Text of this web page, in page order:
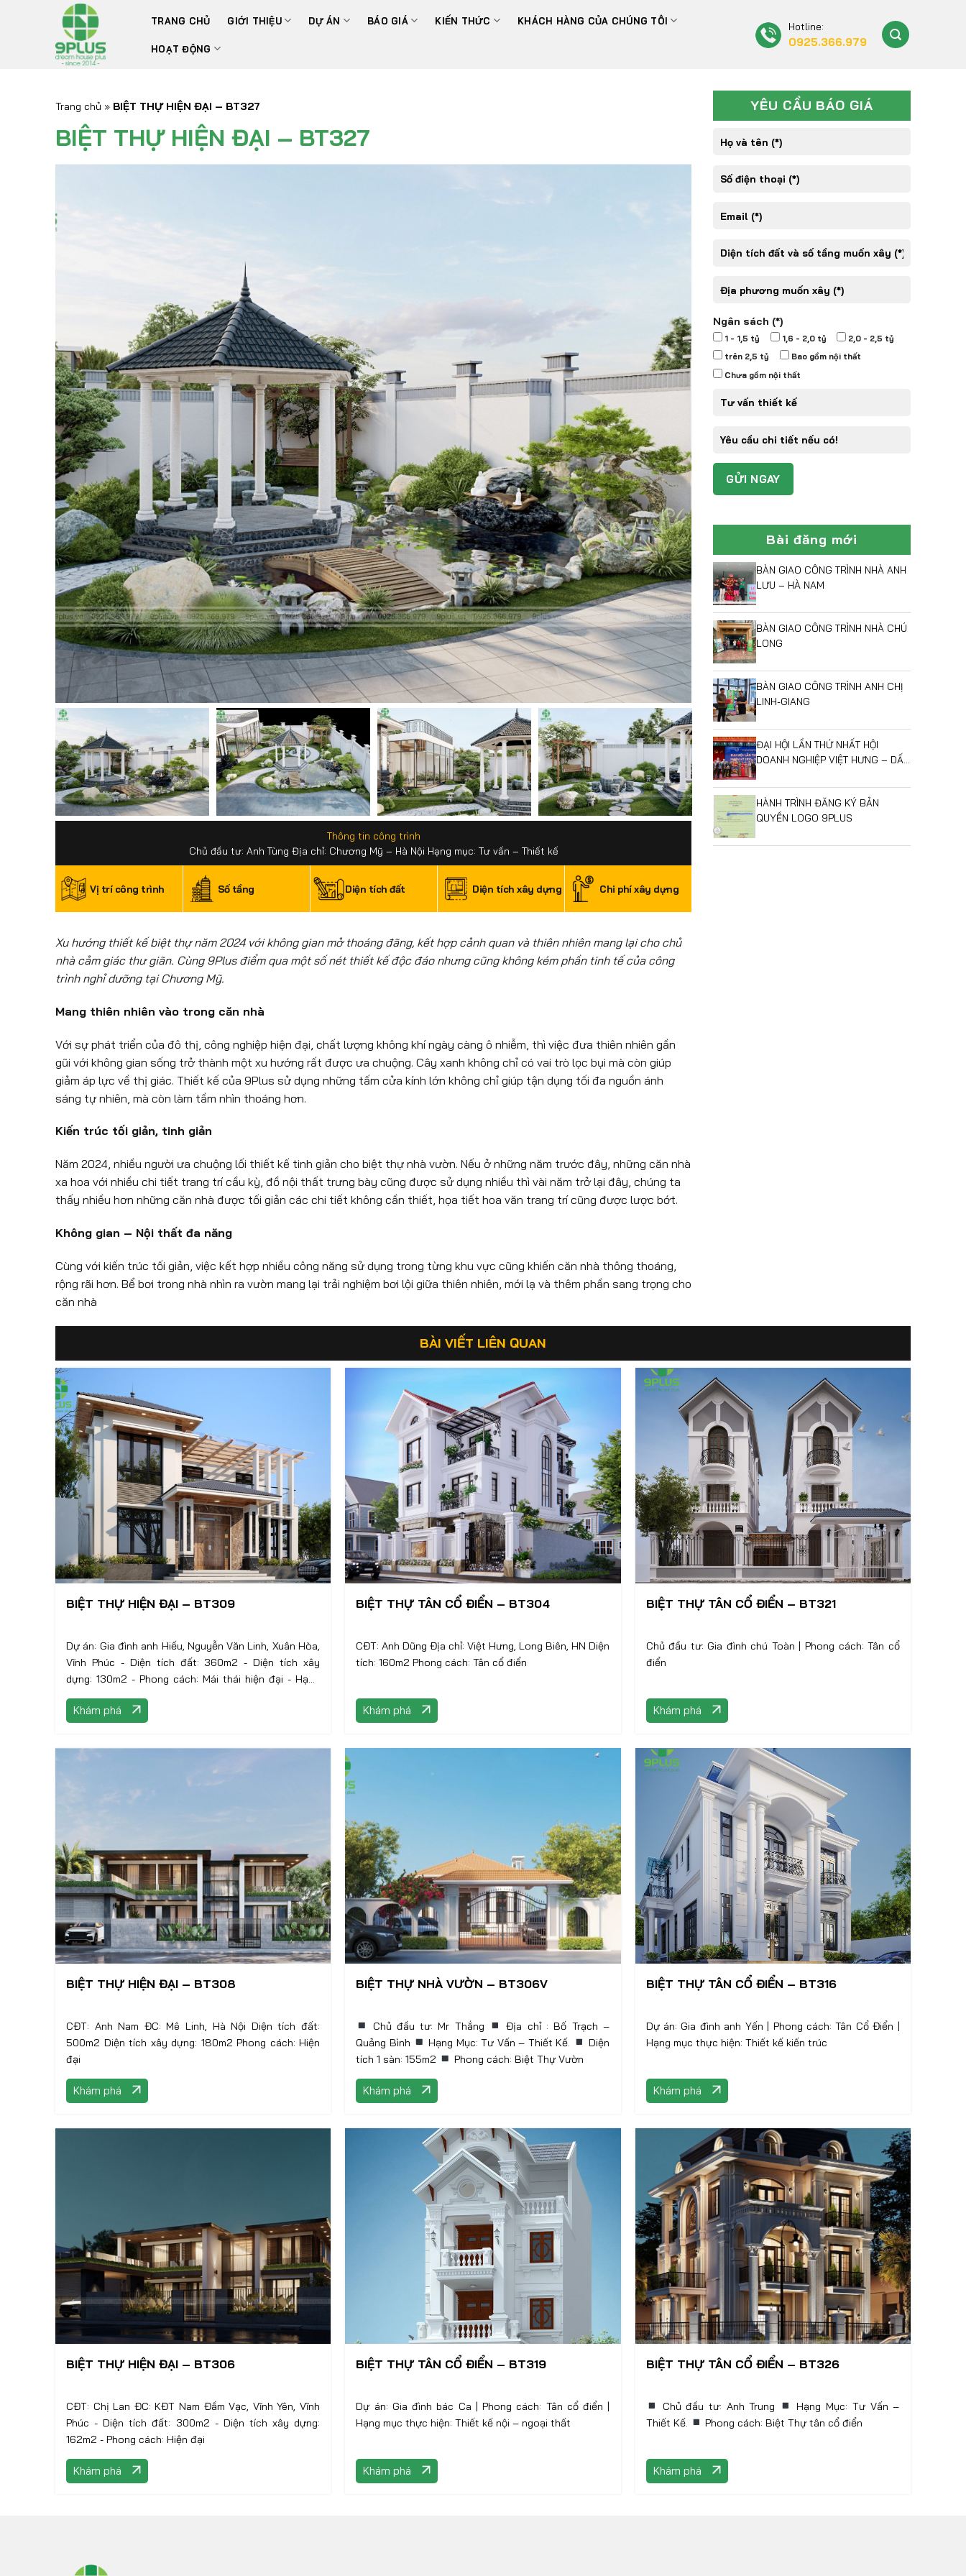
TRANG CHỦ GIỚI THIỆU DỰ ÁN BÁO GIÁ KIẾN THỨC KHÁCH HÀNG CỦA CHÚNG TÔI
HOẠT ĐỘNG
Hotline:
0925.366.979
Trang chủ » BIỆT THỰ HIỆN ĐẠI – BT327
BIỆT THỰ HIỆN ĐẠI – BT327
Thông tin công trình
Chủ đầu tư: Anh Tùng Địa chỉ: Chương Mỹ – Hà Nội Hạng mục: Tư vấn – Thiết kế
Vị trí công trình Số tầng Diện tích đất Diện tích xây dựng Chi phí xây dựng
Xu hướng thiết kế biệt thự năm 2024 với không gian mở thoáng đãng, kết hợp cảnh quan và thiên nhiên mang lại cho chủ
nhà cảm giác thư giãn. Cùng 9Plus điểm qua một số nét thiết kế độc đáo nhưng cũng không kém phần tinh tế của công
trình nghỉ dưỡng tại Chương Mỹ.
Mang thiên nhiên vào trong căn nhà
Với sự phát triển của đô thị, công nghiệp hiện đại, chất lượng không khí ngày càng ô nhiễm, thì việc đưa thiên nhiên gần
gũi với không gian sống trở thành một xu hướng rất được ưa chuộng. Cây xanh không chỉ có vai trò lọc bụi mà còn giúp
giảm áp lực về thị giác. Thiết kế của 9Plus sử dụng những tấm cửa kính lớn không chỉ giúp tận dụng tối đa nguồn ánh
sáng tự nhiên, mà còn làm tầm nhìn thoáng hơn.
Kiến trúc tối giản, tinh giản
Năm 2024, nhiều người ưa chuộng lối thiết kế tinh giản cho biệt thự nhà vườn. Nếu ở những năm trước đây, những căn nhà
xa hoa với nhiều chi tiết trang trí cầu kỳ, đồ nội thất trưng bày cũng được sử dụng nhiều thì vài năm trở lại đây, chúng ta
thấy nhiều hơn những căn nhà được tối giản các chi tiết không cần thiết, họa tiết hoa văn trang trí cũng được lược bớt.
Không gian – Nội thất đa năng
Cùng với kiến trúc tối giản, việc kết hợp nhiều công năng sử dụng trong từng khu vực cũng khiến căn nhà thông thoáng,
rộng rãi hơn. Bể bơi trong nhà nhìn ra vườn mang lại trải nghiệm bơi lội giữa thiên nhiên, mới lạ và thêm phần sang trọng cho
căn nhà
YÊU CẦU BÁO GIÁ
Ngân sách (*)
1 - 1,5 tỷ 1,6 - 2,0 tỷ
2,0 - 2,5 tỷ
trên 2,5 tỷ
Bao gồm nội thất
Chưa gồm nội thất
Bài đăng mới
BÀN GIAO CÔNG TRÌNH NHÀ ANH
LƯU – HÀ NAM
BÀN GIAO CÔNG TRÌNH NHÀ CHÚ
LONG
BÀN GIAO CÔNG TRÌNH ANH CHỊ
LINH-GIANG
ĐẠI HỘI LẦN THỨ NHẤT HỘI
DOANH NGHIỆP VIỆT HƯNG – DẤU
TRIỂN MỚI
HÀNH TRÌNH ĐĂNG KÝ BẢN
QUYỀN LOGO 9PLUS
BÀI VIẾT LIÊN QUAN
BIỆT THỰ HIỆN ĐẠI – BT309
Dự án: Gia đình anh Hiếu, Nguyễn Văn Linh, Xuân Hòa,
Vĩnh Phúc - Diện tích đất: 360m2 - Diện tích xây
dựng: 130m2 - Phong cách: Mái thái hiện đại - Hạng
Khám phá
BIỆT THỰ TÂN CỔ ĐIỂN – BT304
CĐT: Anh Dũng Địa chỉ: Việt Hưng, Long Biên, HN Diện
tích: 160m2 Phong cách: Tân cổ điển
Khám phá
BIỆT THỰ TÂN CỔ ĐIỂN – BT321
Chủ đầu tư: Gia đình chú Toàn | Phong cách: Tân cổ
điển
Khám phá
BIỆT THỰ HIỆN ĐẠI – BT308
CĐT: Anh Nam ĐC: Mê Linh, Hà Nội Diện tích đất:
500m2 Diện tích xây dựng: 180m2 Phong cách: Hiện
đại
Khám phá
BIỆT THỰ NHÀ VƯỜN – BT306V
Chủ đầu tư: Mr Thắng
Địa chỉ : Bố Trạch –
Quảng Bình
Hạng Mục: Tư Vấn – Thiết Kế.
Diện
tích 1 sàn: 155m2
Phong cách: Biệt Thự Vườn
Khám phá
BIỆT THỰ TÂN CỔ ĐIỂN – BT316
Dự án: Gia đình anh Yến | Phong cách: Tân Cổ Điển |
Hạng mục thực hiện: Thiết kế kiến trúc
Khám phá
BIỆT THỰ HIỆN ĐẠI – BT306
CĐT: Chị Lan ĐC: KĐT Nam Đầm Vạc, Vĩnh Yên, Vĩnh
Phúc - Diện tích đất: 300m2 - Diện tích xây dựng:
162m2 - Phong cách: Hiện đại
Khám phá
BIỆT THỰ TÂN CỔ ĐIỂN – BT319
Dự án: Gia đình bác Ca | Phong cách: Tân cổ điển |
Hạng mục thực hiện: Thiết kế nội – ngoại thất
Khám phá
BIỆT THỰ TÂN CỔ ĐIỂN – BT326
Chủ đầu tư: Anh Trung
Hạng Mục: Tư Vấn –
Thiết Kế.
Phong cách: Biệt Thự tân cổ điển
Khám phá